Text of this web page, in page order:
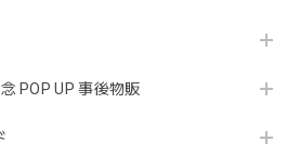
POP UP 事後物販